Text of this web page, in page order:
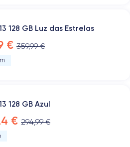
128 GB Luz das Estrelas
€ 359,99 €
128 GB Azul
€ 294,99 €